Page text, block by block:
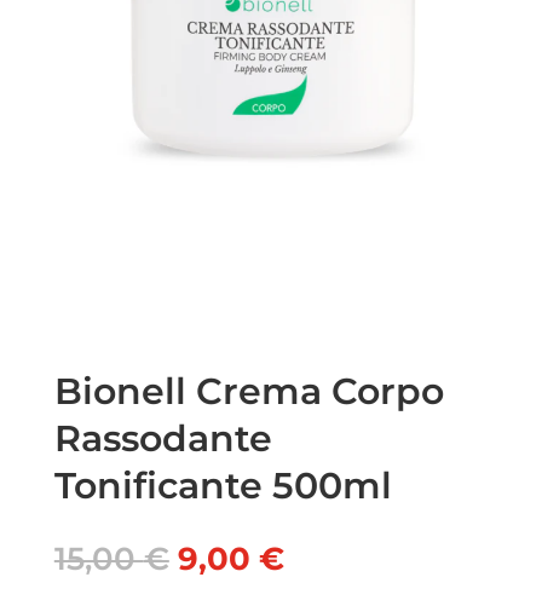
Bionell Crema Corpo
Rassodante
Tonificante 500ml
15,00€ Il
prezzo
9,00 €Il